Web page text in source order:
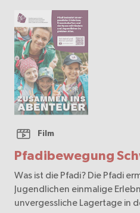
Pfadibewegung
Film
Was ist die Pfadi? Die Pfadi ermöglicht Kindern und
Jugendlichen einmalige
unvergessliche Lagertage in